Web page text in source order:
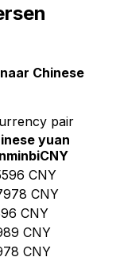
Chinese
pair
yuan
CNY
CNY
CNY
CNY
CNY
CNY